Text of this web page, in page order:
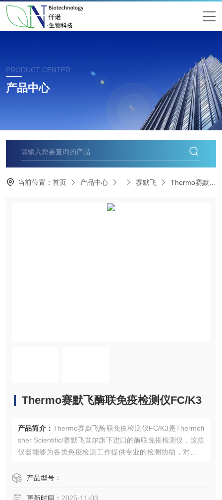
PRODUCT CENTER
产品中心
当前位置： 首页 产品中心 赛默飞 Thermo赛默飞酶联免疫检测仪FC/K3
Thermo赛默飞酶联免疫检测仪FC/K3
产品简介： Thermo赛默飞酶联免疫检测仪FC/K3是Thermofi
sher Scientific/赛默飞世尔旗下进口的酶联免疫检测仪，这款
仪器能够为各类免疫检测工作提供专业的检测协助，对于不
网页查看产品规格参数，并向我们咨询获取最新采购买批发
产品型号：
更新时间： 2025-11-03